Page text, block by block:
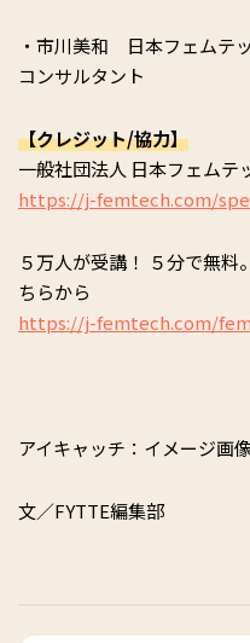
・市川美和 日本フェムテ
コンサルタント
【クレジット/協力】
一般社団法人 日本フェム
https://j-femtech.com/
５万人が受講！ ５分で無
ちらから
https://j-femtech.com/
アイキャッチ：イメージ画
文／FYTTE編集部